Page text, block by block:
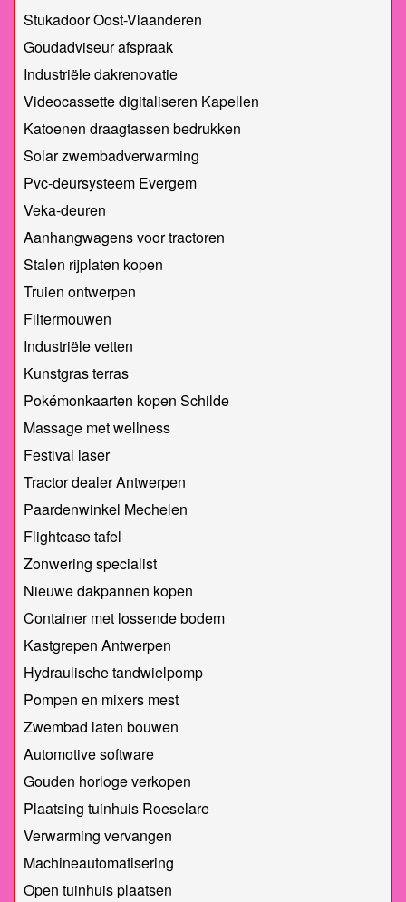
Stukadoor Oost-Vlaanderen
Goudadviseur afspraak
Industriële dakrenovatie
Videocassette digitaliseren Kapellen
Katoenen draagtassen bedrukken
Solar zwembadverwarming
Pvc-deursysteem Evergem
Veka-deuren
Aanhangwagens voor tractoren
Stalen rijplaten kopen
Truien ontwerpen
Filtermouwen
Industriële vetten
Kunstgras terras
Pokémonkaarten kopen Schilde
Massage met wellness
Festival laser
Tractor dealer Antwerpen
Paardenwinkel Mechelen
Flightcase tafel
Zonwering specialist
Nieuwe dakpannen kopen
Container met lossende bodem
Kastgrepen Antwerpen
Hydraulische tandwielpomp
Pompen en mixers mest
Zwembad laten bouwen
Automotive software
Gouden horloge verkopen
Plaatsing tuinhuis Roeselare
Verwarming vervangen
Machineautomatisering
Open tuinhuis plaatsen